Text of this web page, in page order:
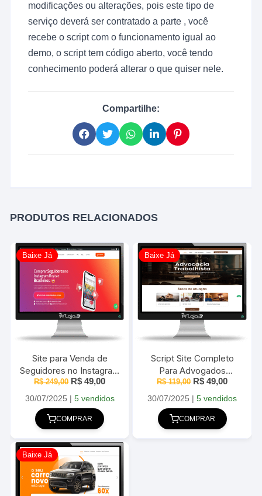
modificações ou alterações, pois este tipo de
serviço deverá ser contratado a parte , você
recebe o script com o funcionamento igual ao
demo, o script tem código aberto, você tendo
conhecimento poderá alterar o que quiser nele.
Compartilhe:
PRODUTOS RELACIONADOS
Baixe Já
Site para Venda de
Seguidores no Instagram
2025 Administrável
R$249,00 O
original
era:
R$ 249,00.
R$ 49,00O
atual
30/07/2025 | 5 vendidos
COMPRAR
Baixe Já
Script Site Completo
Para Advogados
Elementor + WordPress
– 2025
R$119,00 O
original
era:
R$ 119,00.
R$ 49,00O
atual
30/07/2025 |5 vendidos
COMPRAR
Baixe Já